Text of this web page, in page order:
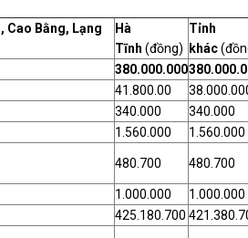
Cao Bằng, Lạng
Hà
Tĩnh (đồng)
Tỉnh
khác
380.000.000
41.800.00
340.000
340.000
1.560.000
1.560.000
480.700 480.700
1.000.000
1.000.000
425.180.700